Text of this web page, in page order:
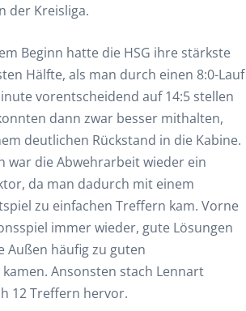
der Kreisliga.
Beginn hatte die HSG ihre stärkste
Hälfte, als man durch einen 8:0-Lauf
vorentscheidend auf 14:5 stellen
dann zwar besser mithalten,
deutlichen Rückstand in die Kabine.
war die Abwehrarbeit wieder ein
da man dadurch mit einem
zu einfachen Treffern kam. Vorne
immer wieder, gute Lösungen
Außen häufig zu guten
Ansonsten stach Lennart
12 Treffern hervor.